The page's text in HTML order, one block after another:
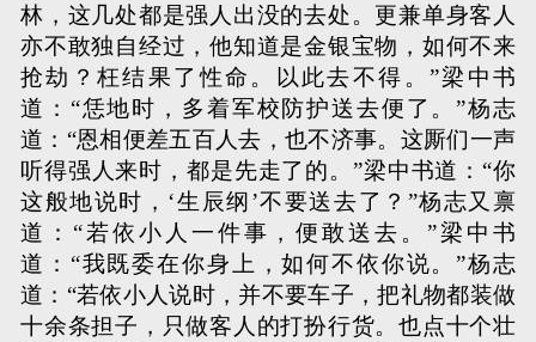
林，这几处都是强人出没的去处。更兼单身客人
亦不敢独自经过，他知道是金银宝物，如何不来
抢劫？枉结果了性命。以此去不得。”梁中书
道：“恁地时，多着军校防护送去便了。”杨志
道：“恩相便差五百人去，也不济事。这厮们一声
听得强人来时，都是先走了的。”梁中书道：“你
这般地说时，‘生辰纲’不要送去了？”杨志又禀
道：“若依小人一件事，便敢送去。”梁中书
道：“我既委在你身上，如何不依你说。”杨志
道：“若依小人说时，并不要车子，把礼物都装做
十余条担子，只做客人的打扮行货。也点十个壮